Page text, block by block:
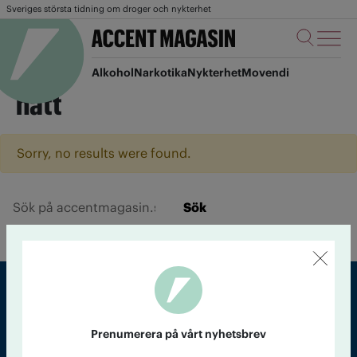
Sveriges största tidning om droger och nykterhet
AlkoholNarkotikaNykterhetMovendi
natt
Sorry, no results were found.
Sök
Prenumerera på vårt nyhetsbrev